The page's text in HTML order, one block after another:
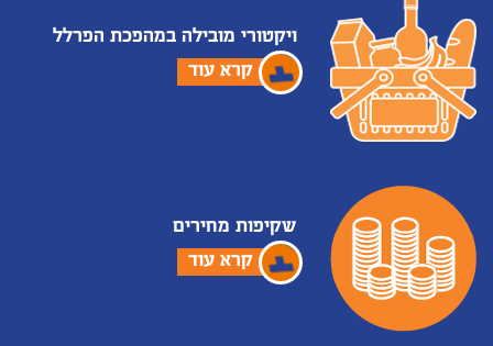
ויקטורי מובילה במהפכת הפרלל
קרא עוד
שקיפות מחירים
קרא עוד